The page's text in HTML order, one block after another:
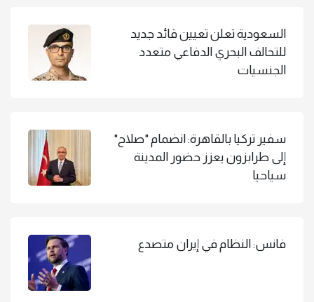
السعودية تعلن تعيين قائد جديد
للتحالف البحري الدفاعي متعدد
الجنسيات
سفير تركيا بالقاهرة: انضمام "صلاح"
إلى طرابزون يعزز حضور المدينة
سياحيا
فانس: النظام في إيران متصدع